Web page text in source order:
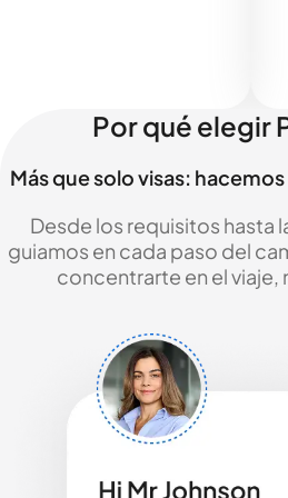
Por qué elegir
Más que solo visas:
Desde los requisitos hasta
guiamos en cada paso del
concentrarte en el viaje,